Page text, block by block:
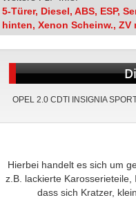
5-Türer, Diesel, ABS, ESP,
hinten, Xenon Scheinw., ZV
OPEL 2.0 CDTI INSIGNIA
Hierbei handelt es sich um
z.B. lackierte
dass sich Kratzer,